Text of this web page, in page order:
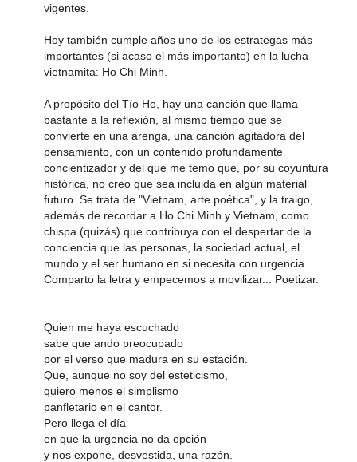
vigentes.
Hoy también cumple años uno de los estrategas más
importantes (si acaso el más importante) en la lucha
vietnamita: Ho Chi Minh.
A propósito del Tío Ho, hay una canción que llama
bastante a la reflexión, al mismo tiempo que se
convierte en una arenga, una canción agitadora del
pensamiento, con un contenido profundamente
concientizador y del que me temo que, por su coyuntura
histórica, no creo que sea incluida en algún material
futuro. Se trata de "Vietnam, arte poética", y la traigo,
además de recordar a Ho Chi Minh y Vietnam, como
chispa (quizás) que contribuya con el despertar de la
conciencia que las personas, la sociedad actual, el
mundo y el ser humano en si necesita con urgencia.
Comparto la letra y empecemos a movilizar... Poetizar.
Quien me haya escuchado
sabe que ando preocupado
por el verso que madura en su estación.
Que, aunque no soy del esteticismo,
quiero menos el simplismo
panfletario en el cantor.
Pero llega el día
en que la urgencia no da opción
y nos expone, desvestida, una razón.